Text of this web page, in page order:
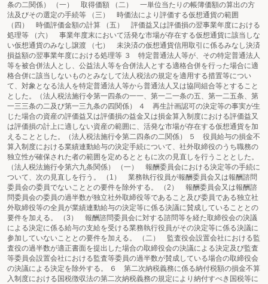
条の二関係） （一） 取得価額 （二） 一単位当たりの帳簿価額の算出の方
法及びその選定の手続等 （三） 時価法により評価する仮想通貨の範囲
（四） 時価評価金額の計算 （五） 評価益又は評価損の翌事業年度における
処理等 （六） 事業年度末において活発な市場が存在する仮想通貨に該当しな
い仮想通貨のみなし譲渡 （七） 未決済の仮想通貨信用取引に係るみなし決済
損益額の翌事業年度における処理等 ３ 特定普通法人等が、その特定普通法人
等を被合併法人とし、公益法人等を合併法人とする適格合併を行った場合に適
格合併に該当しないものとみなして法人税法の規定を適用する措置等につい
て、対象となる法人を特定普通法人等から普通法人又は協同組合等とすること
とした。（法人税法施行令第一四条の一一、第一二一条の五、第一二五条、第
一三三条の二及び第一三九条の四関係） ４ 再生計画認可の決定等の事実が生
じた場合の資産の評価益又は評価損の益金又は損金算入制度における評価益又
は評価損の計上に適しない資産の範囲に、活発な市場が存在する仮想通貨を加
えることとした。（法人税法施行令第二四条の二関係） ５ 役員給与の損金不
算入制度における業績連動給与の決定手続について、社外取締役のうち職務の
独立性が確保された者の範囲を定めるとともに次の見直しを行うこととした。
（法人税法施行令第六九条関係） （一） 報酬委員会における決定等の手続に
ついて、次の見直しを行う。 （1） 業務執行役員が報酬委員会又は報酬諮問
委員会の委員でないこととの要件を除外する。 （2） 報酬委員会又は報酬諮
問委員会の委員の過半数が独立社外取締役等であること及び委員である独立社
外取締役等の全員が業績連動給与の決定等に係る決議に賛成していることとの
要件を加える。 （3） 報酬諮問委員会に対する諮問等を経た取締役会の決議
による決定に係る給与の支給を受ける業務執行役員がその決定等に係る決議に
参加していないこととの要件を加える。 （二） 監査役会設置会社における監
査役の過半数が適正書面を提出した場合の取締役会の決議による決定及び監査
等委員会設置会社における監査等委員の過半数が賛成している場合の取締役会
の決議による決定を除外する。 ６ 第二次納税義務に係る納付税額の損金不算
入制度における国税徴収法の第二次納税義務の規定により納付すべき国税等に